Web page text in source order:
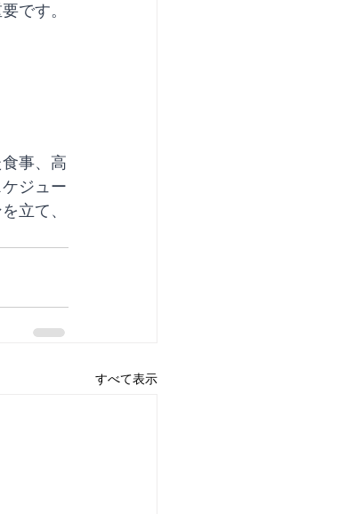
です。
事、高
ジュー
立て、
すべて表示